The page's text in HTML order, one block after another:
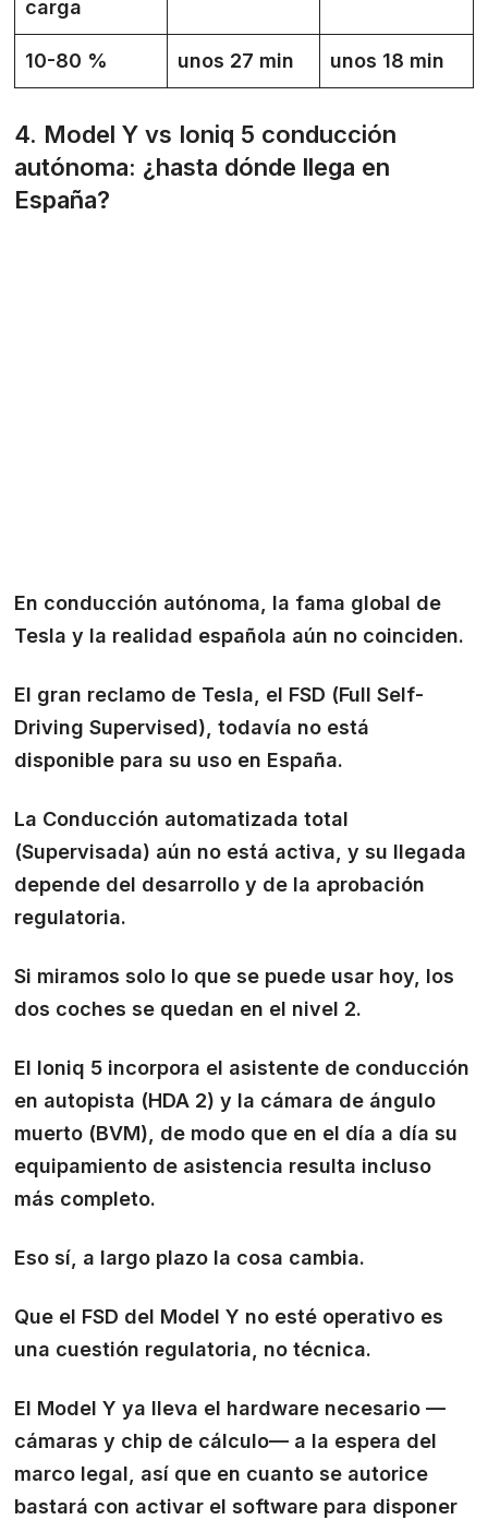
carga
10-80 % unos 27 min unos 18 min
4. Model Y vs Ioniq 5 conducción
autónoma: ¿hasta dónde llega en
España?
En conducción autónoma, la fama global de
Tesla y la realidad española aún no coinciden.
El gran reclamo de Tesla, el FSD (Full Self-
Driving Supervised), todavía no está
disponible para su uso en España.
La Conducción automatizada total
(Supervisada) aún no está activa, y su llegada
depende del desarrollo y de la aprobación
regulatoria.
Si miramos solo lo que se puede usar hoy, los
dos coches se quedan en el nivel 2.
El Ioniq 5 incorpora el asistente de conducción
en autopista (HDA 2) y la cámara de ángulo
muerto (BVM), de modo que en el día a día su
equipamiento de asistencia resulta incluso
más completo.
Eso sí, a largo plazo la cosa cambia.
Que el FSD del Model Y no esté operativo es
una cuestión regulatoria, no técnica.
El Model Y ya lleva el hardware necesario —
cámaras y chip de cálculo— a la espera del
marco legal, así que en cuanto se autorice
bastará con activar el software para disponer